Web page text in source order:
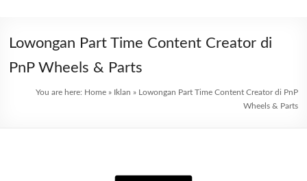
Lowongan Part Time Content Creator di
PnP Wheels & Parts
You are here: Home» Iklan » Lowongan Part Time Content Creator di PnP
Wheels & Parts